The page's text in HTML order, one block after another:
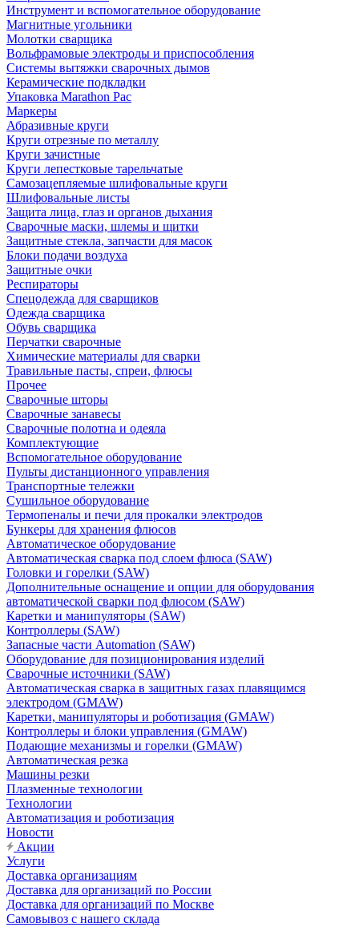
Инструмент и вспомогательное оборудование
Магнитные угольники
Молотки сварщика
Вольфрамовые электроды и приспособления
Системы вытяжки сварочных дымов
Керамические подкладки
Упаковка Marathon Pac
Маркеры
Абразивные круги
Круги отрезные по металлу
Круги зачистные
Круги лепестковые тарельчатые
Самозацепляемые шлифовальные круги
Шлифовальные листы
Защита лица, глаз и органов дыхания
Сварочные маски, шлемы и щитки
Защитные стекла, запчасти для масок
Блоки подачи воздуха
Защитные очки
Респираторы
Спецодежда для сварщиков
Одежда сварщика
Обувь сварщика
Перчатки сварочные
Химические материалы для сварки
Травильные пасты, спреи, флюсы
Прочее
Сварочные шторы
Сварочные занавесы
Сварочные полотна и одеяла
Комплектующие
Вспомогательное оборудование
Пульты дистанционного управления
Транспортные тележки
Сушильное оборудование
Термопеналы и печи для прокалки электродов
Бункеры для хранения флюсов
Автоматическое оборудование
Автоматическая сварка под слоем флюса (SAW)
Головки и горелки (SAW)
Дополнительные оснащение и опции для оборудования
автоматической сварки под флюсом (SAW)
Каретки и манипуляторы (SAW)
Контроллеры (SAW)
Запасные части Automation (SAW)
Оборудование для позиционирования изделий
Сварочные источники (SAW)
Автоматическая сварка в защитных газах плавящимся
электродом (GMAW)
Каретки, манипуляторы и роботизация (GMAW)
Контроллеры и блоки управления (GMAW)
Подающие механизмы и горелки (GMAW)
Автоматическая резка
Машины резки
Плазменные технологии
Технологии
Автоматизация и роботизация
Новости
Акции
Услуги
Доставка организациям
Доставка для организаций по России
Доставка для организаций по Москве
Самовывоз с нашего склада